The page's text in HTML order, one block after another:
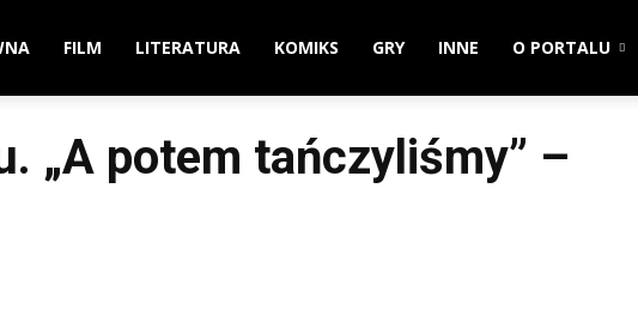
FILM LITERATURA KOMIKS GRY INNE O PORTALU
„A potem tańczyliśmy” –